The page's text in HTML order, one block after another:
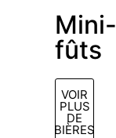
Mini-
fûts
VOIR
PLUS
DE
BIÈRES